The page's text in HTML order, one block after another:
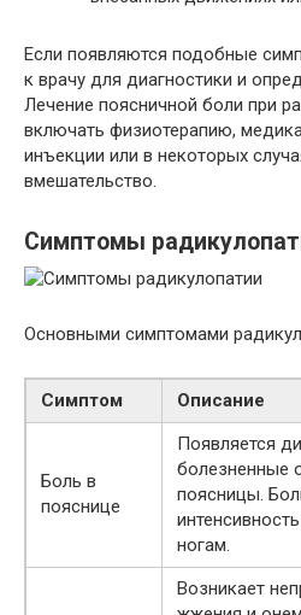
Если появляются подобные
к врачу для диагностики и
Лечение поясничной боли при
включать физиотерапию,
инъекции или в некоторых
вмешательство.
Симптомы
Основными симптомами
Симптом Описание
Боль в
пояснице
Появляется
болезненные
поясницы.
ногам.
Возникает